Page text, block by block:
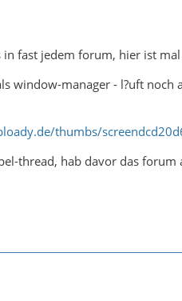
fast jedem forum, hier ist
window-manager - l?uft noch
thumbs/
thread, hab davor das forum